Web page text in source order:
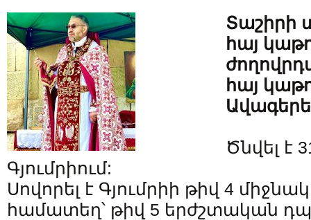
Տաշիրի
հայ
հայ
Ծնվել է
Գյումրիում:
Սովորել է Գյումրիի թիվ 4
համատեղ՝ թիվ 5 երժշտական